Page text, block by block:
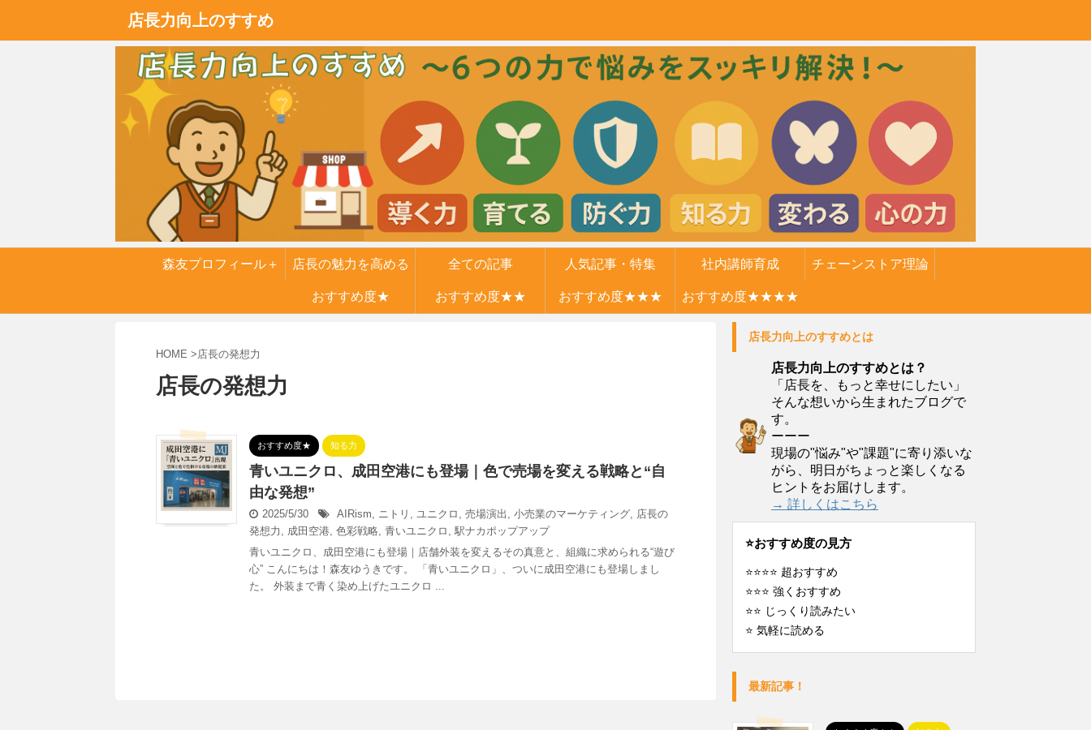
店長力向上のすすめ
森友プロフィール＋ 店長の魅力を高める
６つの力
全ての記事 人気記事・特集 社内講師育成 チェーンストア理論
おすすめ度★ おすすめ度★★ おすすめ度★★★ おすすめ度★★★★
HOME > 店長の発想力
店長の発想力
おすすめ度★ 知る力
青いユニクロ、成田空港にも登場｜色で売場を変える戦略と“自
由な発想”
2025/5/30 AIRism ニトリ ユニクロ 売場演出 小売業のマーケティング
店長の
発想力
成田空港 色彩戦略 青いユニクロ
駅ナカポップアップ
青いユニクロ、成田空港にも登場｜店舗外装を変えるその真意と、組織に求められる“遊び
心” こんにちは！森友ゆうきです。 「青いユニクロ」、ついに成田空港にも登場しまし
た。 外装まで青く染め上げたユニクロ ...
店長力向上のすすめとは
店長力向上のすすめとは？
「店長を、もっと幸せにしたい」
そんな想いから生まれたブログで
す。
ーーー
現場の"悩み"や"課題"に寄り添いな
がら、明日がちょっと楽しくなる
ヒントをお届けします。
→ 詳しくはこちら
⭐️おすすめ度の見方
⭐️⭐️⭐️⭐️ 超おすすめ
⭐️⭐️⭐️ 強くおすすめ
⭐️⭐️ じっくり読みたい
⭐️ 気軽に読める
最新記事！